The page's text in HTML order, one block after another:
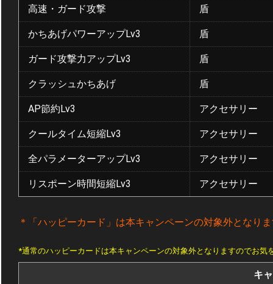
高速・ガード攻撃 盾
かちあげパワーアップLv3 盾
ガード攻撃力アップLv3 盾
クラッシュかちあげ 盾
AP節約Lv3 アクセサリー
クールタイム短縮Lv3 アクセサリー
全パラメーターアップLv3 アクセサリー
リスポーン時間短縮Lv3 アクセサリー
＊「ハッピーカード」は本キャンペーンの対象外となり
*通常のハッピーカードは本キャンペーンの対象外となりますのでお気
キ